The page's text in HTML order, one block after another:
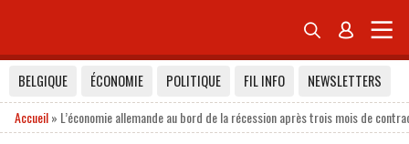
 
BELGIQUE ÉCONOMIE POLITIQUE FIL INFO
NEWSLETTERS
Accueil» L’économie allemande au bord de la récession après trois mois de